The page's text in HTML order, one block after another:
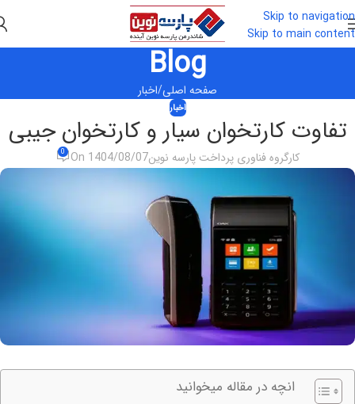
Skip to navigation
Skip to main content
Blog
صفحه اصلی اخبار
اخبار
تفاوت کارتخوان سیار و کارتخوان جیبی
کارگروه فناوری پرداخت پارسه نوینOn 1404/08/07
0
انچه در مقاله میخوانید